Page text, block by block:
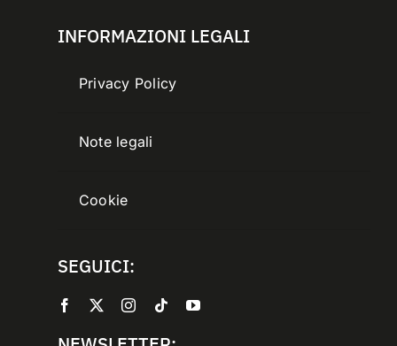
INFORMAZIONI LEGALI
Privacy Policy
Note legali
Cookie
SEGUICI: